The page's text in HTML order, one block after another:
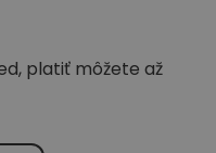
platiť môžete až